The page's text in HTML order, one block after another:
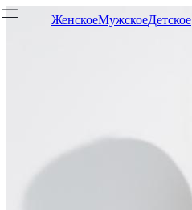
ЖенскоеМужскоеДетское